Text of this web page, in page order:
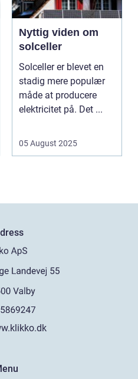
Nyttig viden om
solceller
Solceller er blevet en
stadig mere populær
måde at producere
elektricitet på. Det ...
05 August 2025